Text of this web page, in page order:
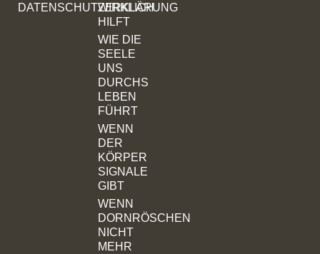
DATENSCHUTZERKLÄRUNG
WIRKLICH
HILFT
WIE DIE
SEELE
UNS
DURCHS
LEBEN
FÜHRT
WENN
DER
KÖRPER
SIGNALE
GIBT
WENN
DORNRÖSCHEN
NICHT
MEHR